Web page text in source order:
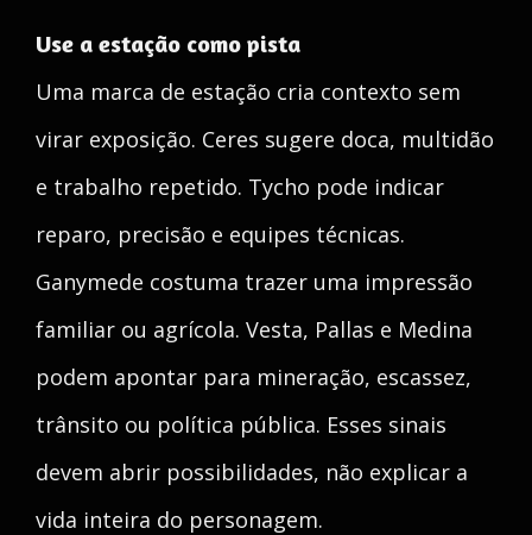
Use a estação como pista
Uma marca de estação cria contexto sem
virar exposição. Ceres sugere doca, multidão
e trabalho repetido. Tycho pode indicar
reparo, precisão e equipes técnicas.
Ganymede costuma trazer uma impressão
familiar ou agrícola. Vesta, Pallas e Medina
podem apontar para mineração, escassez,
trânsito ou política pública. Esses sinais
devem abrir possibilidades, não explicar a
vida inteira do personagem.